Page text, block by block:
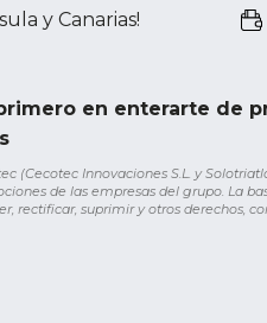
y Canarias!
en enterarte de
(Cecotec Innovaciones S.L. y
de las empresas del grupo. La
rectificar, suprimir y otros derechos,